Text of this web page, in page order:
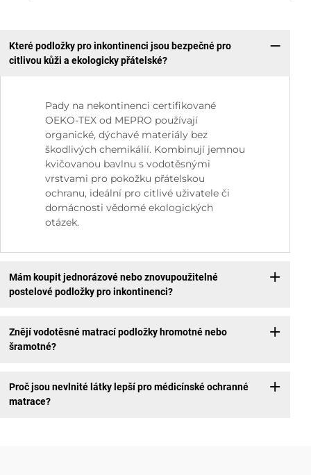
Které podložky pro inkontinenci jsou bezpečné pro
citlivou kůži a ekologicky přátelské?
Pady na nekontinenci certifikované
OEKO-TEX od MEPRO používají
organické, dýchavé materiály bez
škodlivých chemikálií. Kombinují jemnou
kvičovanou bavlnu s vodotěsnými
vrstvami pro pokožku přátelskou
ochranu, ideální pro citlivé uživatele či
domácnosti vědomé ekologických
otázek.
Mám koupit jednorázové nebo znovupoužitelné
postelové podložky pro inkontinenci?
Znějí vodotěsné matrací podložky hromotné nebo
šramotné?
Proč jsou nevlnité látky lepší pro médicínské ochranné
matrace?